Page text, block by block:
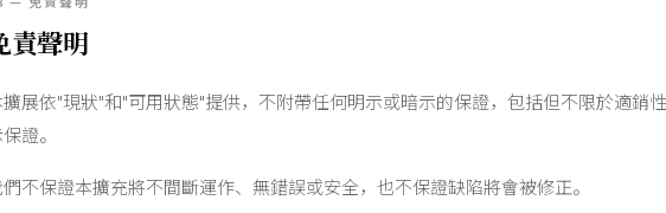
責聲明
展依"現狀"和"可用狀態"提供，不附帶任何明示或暗示的保證，包括但不限於適銷
證。
不保證本擴充將不間斷運作、無錯誤或安全，也不保證缺陷將會被修正。